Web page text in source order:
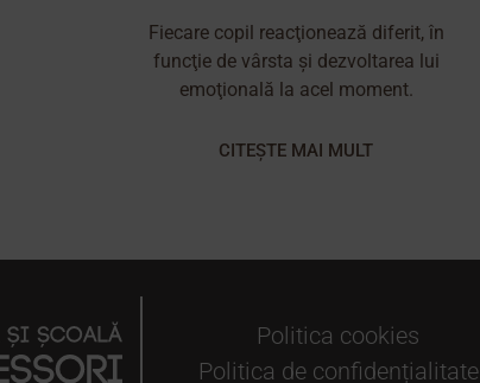
Fiecare copil reacţionează diferit, în
funcţie de vârsta şi dezvoltarea lui
emoţională la acel moment.
CITEȘTE MAI MULT
Politica cookies
Politica de confidențialitate